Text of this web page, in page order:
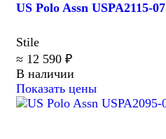
US Polo Assn USPA2115-07
Stile
≈ 12 590 ₽
В наличии
Показать цены